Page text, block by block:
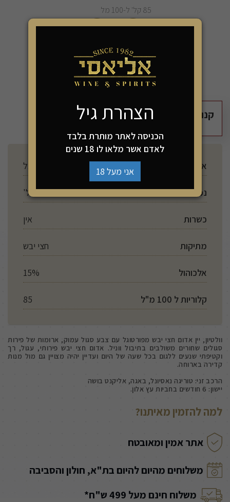
85 קל' ל-100 מל
+
-
הוספה לסל
קנו 3 יחידות מהמוצר זה ושלמו רק 110₪
ארץ ייצור פורטוגל
נפח 750 מל'
כשרות אין
מתיקות חצי יבש
אלכוהול 15%
קלוריות ל 100 מ"ל 85
וולטיון, יין אדום חצי יבש מפורטוגל עם צבע סגול עמוק, ארומות של פירות
סגולים שחורים משולבים בתיבול ווניל. אדום חצי יבש פירותי, עגול, רך
וקטיפתי שנעים ללגום בכל שעה של היום ועדיין יהיה מצויין גם מול מנות
קדירה בארוחה.
הרכב זני: טוריגה נאסיונל, באגה, אליקנט בושה
יישון: 6 חודשים בחביות עץ אלון.
למה להזמין מאיתנו?
אתר אמין ומאובטח
משלוחים מהיום להיום בת"א, חולון והסביבה
משלוח חינם מעל 499 ש"ח*
הצהרת גיל
הכניסה לאתר מותרת בלבד
לאדם אשר מלאו לו 18 שנים
אני מעל 18